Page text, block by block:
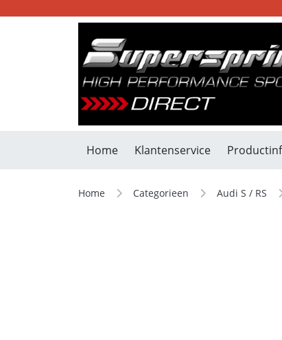
Home Klantenservice
Home Categorieen Audi S / RS